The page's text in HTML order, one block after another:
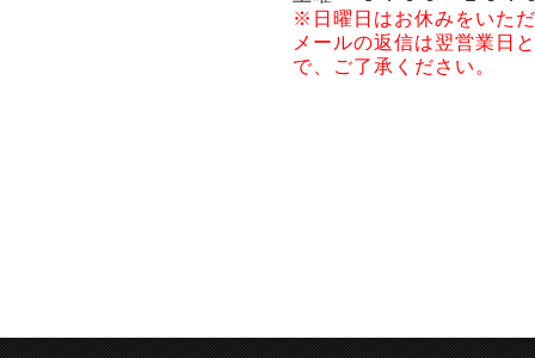
※日曜日はお休みをいた
メールの返信は翌営業日
で、ご了承ください。